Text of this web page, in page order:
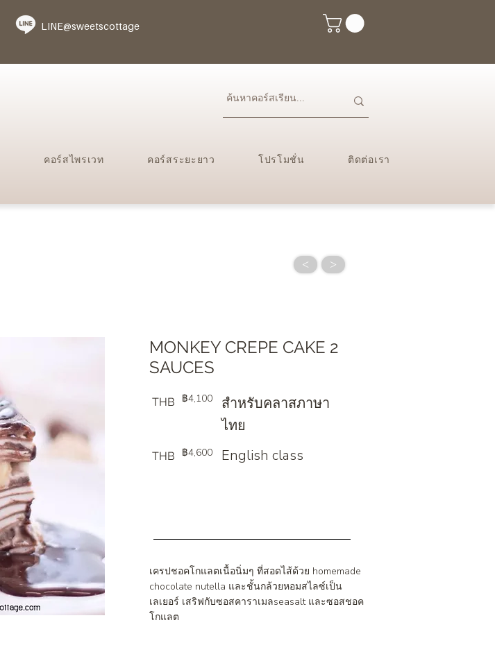
LINE@sweetscottage
คอร์สไพรเวท คอร์สระยะยาว โปรโมชั่น ติดต่อเรา
< >
MONKEY CREPE CAKE 2
SAUCES
สำหรับคลาสภาษา
ไทย
THB ฿4,100
English class
THB ฿4,600
เครปชอคโกแลตเนื้อนิ่มๆ ที่สอดไส้ด้วย homemade
chocolate nutella และชั้นกล้วยหอมสไลซ์เป็น
เลเยอร์ เสริฟกับซอสคาราเมลseasalt และซอสชอค
โกแลต